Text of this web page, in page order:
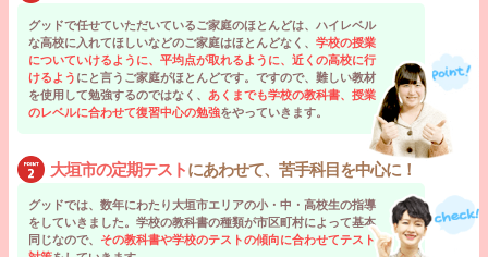
グッドで任せていただいているご家庭のほとんどは、ハイレベル
な高校に入れてほしいなどのご家庭はほとんどなく、 学校の授業
についていけるように、平均点が取れるように、近くの高校に行
けるよう にと言うご家庭がほとんどです。ですので、難しい教材
を使用して勉強するのではなく、 あくまでも学校の教科書、授業
のレベルに合わせて復習中心の勉強をやっていきます。
大垣市の定期テストにあわせて、苦手科目を中心に！
グッドでは、数年にわたり大垣市エリアの小・中・高校生の指導
をしていきました。学校の教科書の種類が市区町村によって基本
同じなので、 その教科書や学校のテストの傾向に合わせてテスト